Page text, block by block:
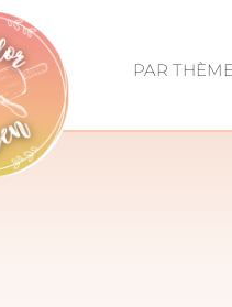
PAR